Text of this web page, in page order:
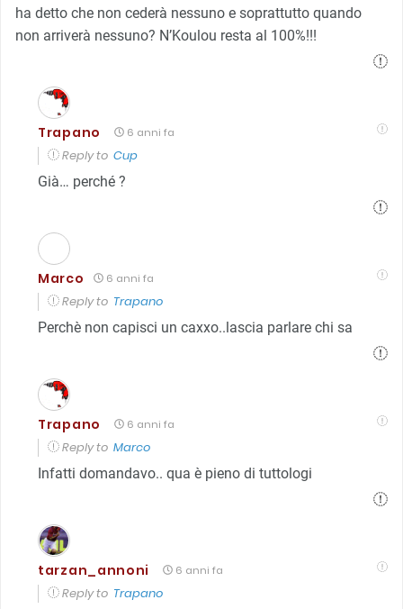
ha detto che non cederà nessuno e soprattutto quando
non arriverà nessuno? N’Koulou resta al 100%!!!
Trapano 6 anni fa
Reply to Cup
Già… perché ?
Marco 6 anni fa
Reply to Trapano
Perchè non capisci un caxxo..lascia parlare chi sa
Trapano 6 anni fa
Reply to Marco
Infatti domandavo.. qua è pieno di tuttologi
tarzan_annoni 6 anni fa
Reply to Trapano